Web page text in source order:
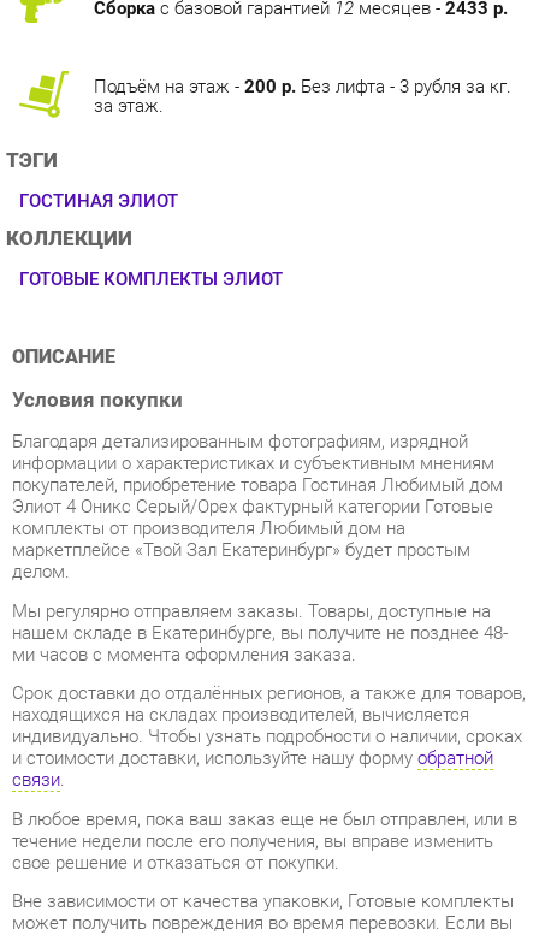
ТЭГИ
ОПИСАНИЕ
информации о характеристиках и субъективным мнениям
покупателей, приобретение товара Гостиная Любимый дом
Элиот 4 Оникс Серый/Орех фактурный категории Готовые
комплекты от производителя Любимый дом на
маркетплейсе «Твой Зал Екатеринбург» будет простым
делом.
Мы регулярно отправляем заказы. Товары, доступные на
нашем складе в Екатеринбурге, вы получите не позднее 48-
ми часов с момента оформления заказа.
Срок доставки до отдалённых регионов, а также для товаров,
находящихся на складах производителей, вычисляется
индивидуально. Чтобы узнать подробности о наличии, сроках
связи .
В любое время, пока ваш заказ еще не был отправлен, или в
течение недели после его получения, вы вправе изменить
свое решение и отказаться от покупки.
Вне зависимости от качества упаковки, Готовые комплекты
может получить повреждения во время перевозки. Если вы
обнаружите какой-либо дефект при получении товара, мы
незамедлительно заменим поврежденный элемент.
Передоставление замененного товара не будет стоить вам
ни копейки.